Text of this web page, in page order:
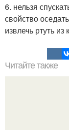
6. нельзя
свойство
извлечь ртуть
Читайте также